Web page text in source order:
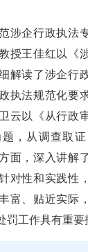
企行政执法
授王佳红以《
解读了涉企行
执法规范化要
云以《从行政
，从调查取
面，深入讲解
对性和实践性
富、贴近实际
罚工作具有重要